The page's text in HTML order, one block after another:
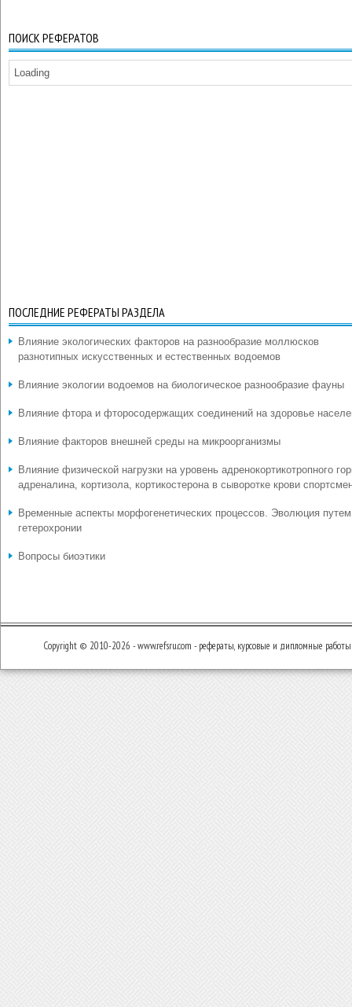
ПОИСК РЕФЕРАТОВ
Loading
ПОСЛЕДНИЕ РЕФЕРАТЫ РАЗДЕЛА
Влияние экологических факторов на разнообразие моллюсков
разнотипных искусственных и естественных водоемов
Влияние экологии водоемов на биологическое разнообразие фауны
Влияние фтора и фторосодержащих соединений на здоровье
Влияние факторов внешней среды на микроорганизмы
Влияние физической нагрузки на уровень адренокортикотропного
адреналина, кортизола, кортикостерона в сыворотке крови
Временные аспекты морфогенетических процессов. Эволюция путем
гетерохронии
Вопросы биоэтики
Copyright © 2010-2026 - www.refsru.com - рефераты, курсовые и дипломные работы